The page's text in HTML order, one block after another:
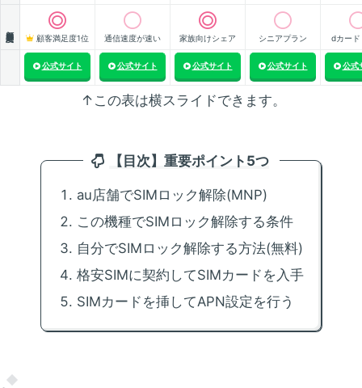
顧客満足度1位 通信速度が速い 家族向けシェア シニアプラン dカード
公式サイト 公式サイト 公式サイト 公式サイト 公式
↑この表は横スライドできます。
【目次】重要ポイント5つ
au店舗でSIMロック解除(MNP)
この機種でSIMロック解除する条件
自分でSIMロック解除する方法(無料)
格安SIMに契約してSIMカードを入手
SIMカードを挿してAPN設定を行う